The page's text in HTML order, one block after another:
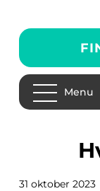
Menu
31 oktober 2023